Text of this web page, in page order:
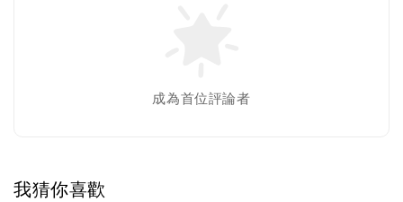
成為首位評論者
我猜你喜歡